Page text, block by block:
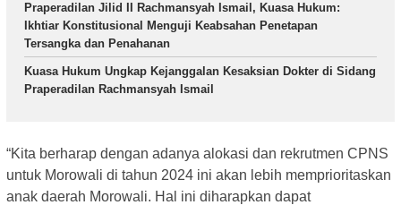
Praperadilan Jilid II Rachmansyah Ismail, Kuasa Hukum:
Ikhtiar Konstitusional Menguji Keabsahan Penetapan
Tersangka dan Penahanan
Kuasa Hukum Ungkap Kejanggalan Kesaksian Dokter di Sidang
Praperadilan Rachmansyah Ismail
“Kita berharap dengan adanya alokasi dan rekrutmen CPNS
untuk Morowali di tahun 2024 ini akan lebih memprioritaskan
anak daerah Morowali. Hal ini diharapkan dapat